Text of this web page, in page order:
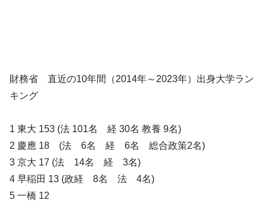
財務省 直近の10年間（2014年～2023年）出身大学ラン
キング
1 東大 153 (法 101名 経 30名 教養 9名)
2 慶應 18 (法 6名 経 6名 総合政策2名)
3 京大 17 (法 14名 経 3名)
4 早稲田 13 (政経 8名 法 4名)
5 一橋 12